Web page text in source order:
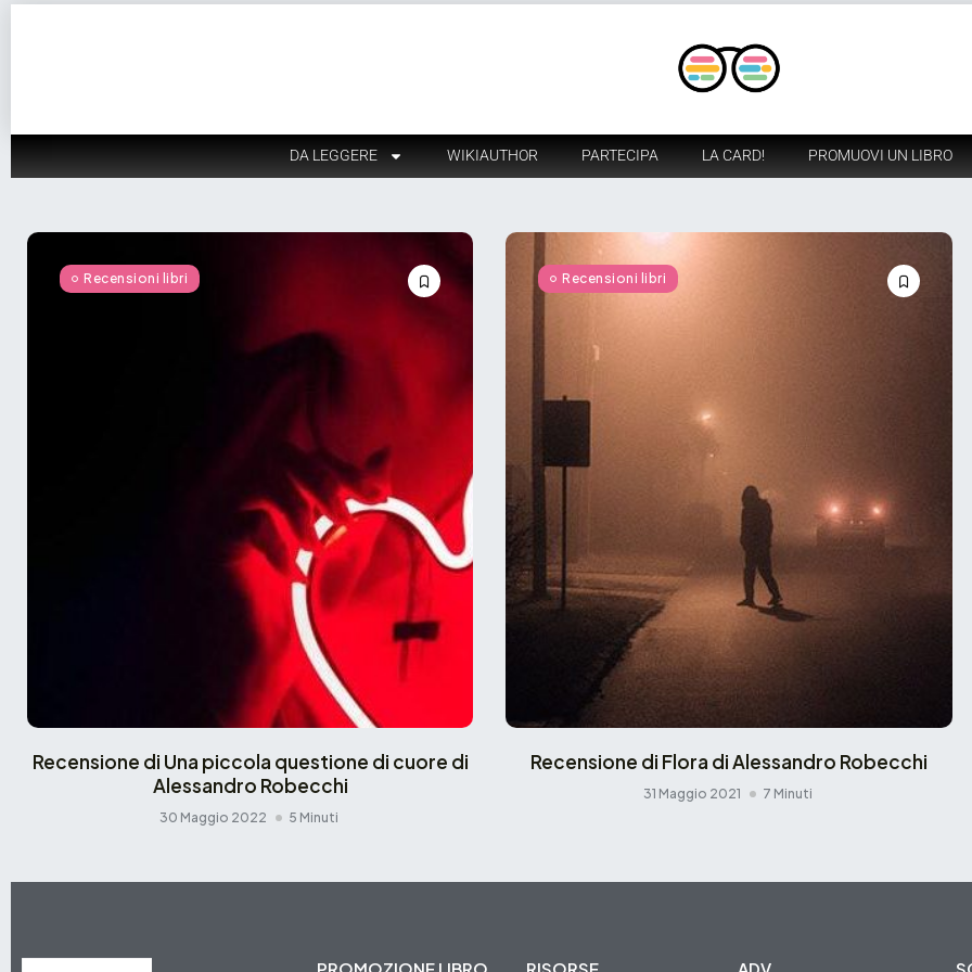
DA LEGGERE WIKIAUTHOR PARTECIPA LA CARD! PROMUOVI UN LIBRO
Recensioni libri
Recensione di Una piccola questione di cuore di
Alessandro Robecchi
30 Maggio 2022 5 Minuti
Recensioni libri
Recensione di Flora di Alessandro Robecchi
31 Maggio 2021 7 Minuti
PROMOZIONE LIBRO RISORSE ADV